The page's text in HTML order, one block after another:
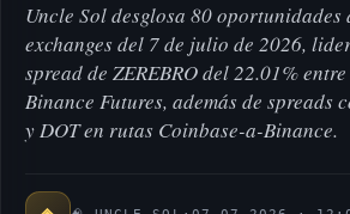
Uncle Sol desglosa 80
exchanges del 7 de julio de 2026,
spread de ZEREBRO del 22.01%
Binance Futures, además de spreads
y DOT en rutas Coinbase-a-Binance.